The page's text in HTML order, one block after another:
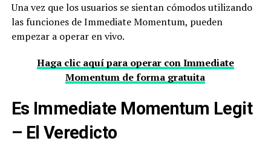
Una vez que los usuarios se sientan cómodos utilizando
las funciones de Immediate Momentum, pueden
empezar a operar en vivo.
Haga clic aquí para operar con Immediate
Momentum de forma gratuita
Es Immediate Momentum Legit
– El Veredicto